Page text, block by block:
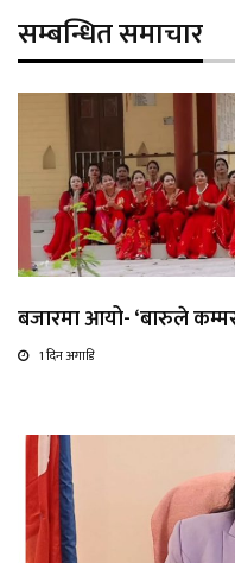
सम्बन्धित समाचार
बजारमा आयो- ‘बारुले
1 दिन अगाडि